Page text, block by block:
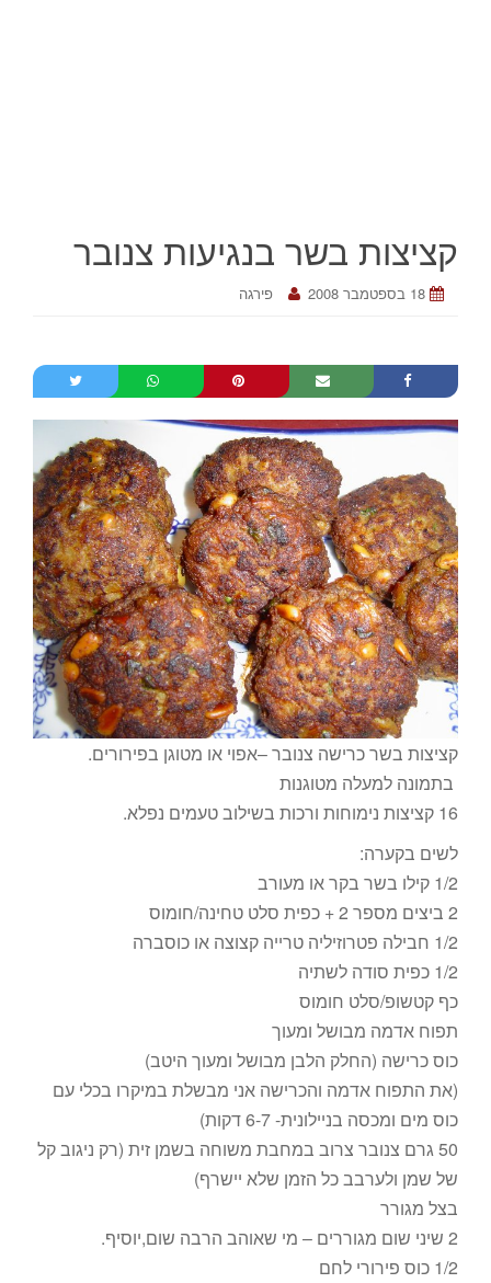
קציצות בשר בנגיעות צנובר
18 בספטמבר 2008 פירגה
קציצות בשר כרישה צנובר –אפוי או מטוגן בפירורים.
בתמונה למעלה מטוגנות
16 קציצות נימוחות ורכות בשילוב טעמים נפלא.
לשים בקערה:
1/2 קילו בשר בקר או מעורב
2 ביצים מספר 2 + כפית סלט טחינה/חומוס
1/2 חבילה פטרוזיליה טרייה קצוצה או כוסברה
1/2 כפית סודה לשתיה
כף קטשופ/סלט חומוס
תפוח אדמה מבושל ומעוך
כוס כרישה (החלק הלבן מבושל ומעוך היטב)
(את התפוח אדמה והכרישה אני מבשלת במיקרו בכלי עם
כוס מים ומכסה בניילונית- 6-7 דקות)
50 גרם צנובר צרוב במחבת משוחה בשמן זית (רק ניגוב קל
של שמן ולערבב כל הזמן שלא יישרף)
בצל מגורר
2 שיני שום מגוררים – מי שאוהב הרבה שום,יוסיף.
1/2 כוס פירורי לחם